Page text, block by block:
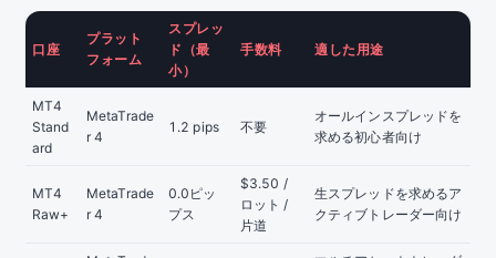
口座
プラット
フォーム
スプレッ
ド（最
小）
手数料 適した用途
MT4
Stand
ard
MetaTrade
r 4
1.2 pips 不要
オールインスプレッドを
求める初心者向け
MT4
Raw+
MetaTrade
r 4
0.0ピッ
プス
$3.50 /
ロット /
片道
生スプレッドを求めるア
クティブトレーダー向け